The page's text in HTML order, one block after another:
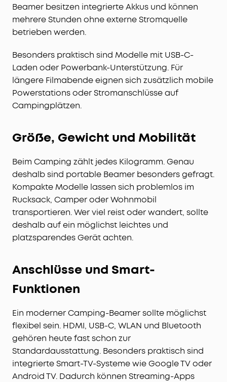
Beamer besitzen integrierte Akkus und können
mehrere Stunden ohne externe Stromquelle
betrieben werden.
Besonders praktisch sind Modelle mit USB-C-
Laden oder Powerbank-Unterstützung. Für
längere Filmabende eignen sich zusätzlich mobile
Powerstations oder Stromanschlüsse auf
Campingplätzen.
Größe, Gewicht und Mobilität
Beim Camping zählt jedes Kilogramm. Genau
deshalb sind portable Beamer besonders gefragt.
Kompakte Modelle lassen sich problemlos im
Rucksack, Camper oder Wohnmobil
transportieren. Wer viel reist oder wandert, sollte
deshalb auf ein möglichst leichtes und
platzsparendes Gerät achten.
Anschlüsse und Smart-
Funktionen
Ein moderner Camping-Beamer sollte möglichst
flexibel sein. HDMI, USB-C, WLAN und Bluetooth
gehören heute fast schon zur
Standardausstattung. Besonders praktisch sind
integrierte Smart-TV-Systeme wie Google TV oder
Android TV. Dadurch können Streaming-Apps